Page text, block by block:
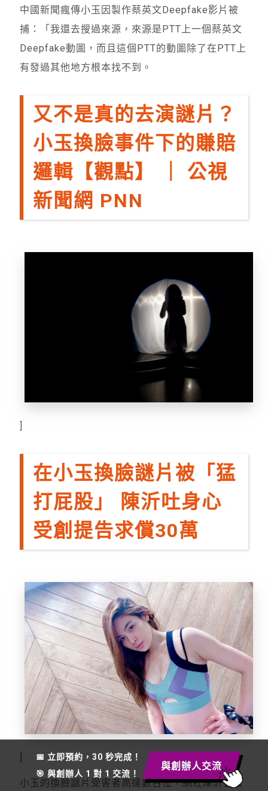
中國新聞瘋傳小玉因製作蔡英文Deepfake影片被
捕：「我還去搜過來源，來源是PTT上一個蔡英文
Deepfake動圖，而且這個PTT的動圖除了在PTT上
有發過其他地方根本找不到。
又不是真的去演謎片？
小玉換臉事件下的賺賠
邏輯【觀點】 ｜ 公視
新聞網 PNN
]
在小玉換臉謎片被「猛
打屁股」 陳沂吐身心
受創提告求償30萬
小玉的換臉謎片受害者高達數百位，網紅陳沂曾收
與創辦人交流
📅 立即預約，30 秒完成！
🎯 與創辦人 1 對 1 交流！